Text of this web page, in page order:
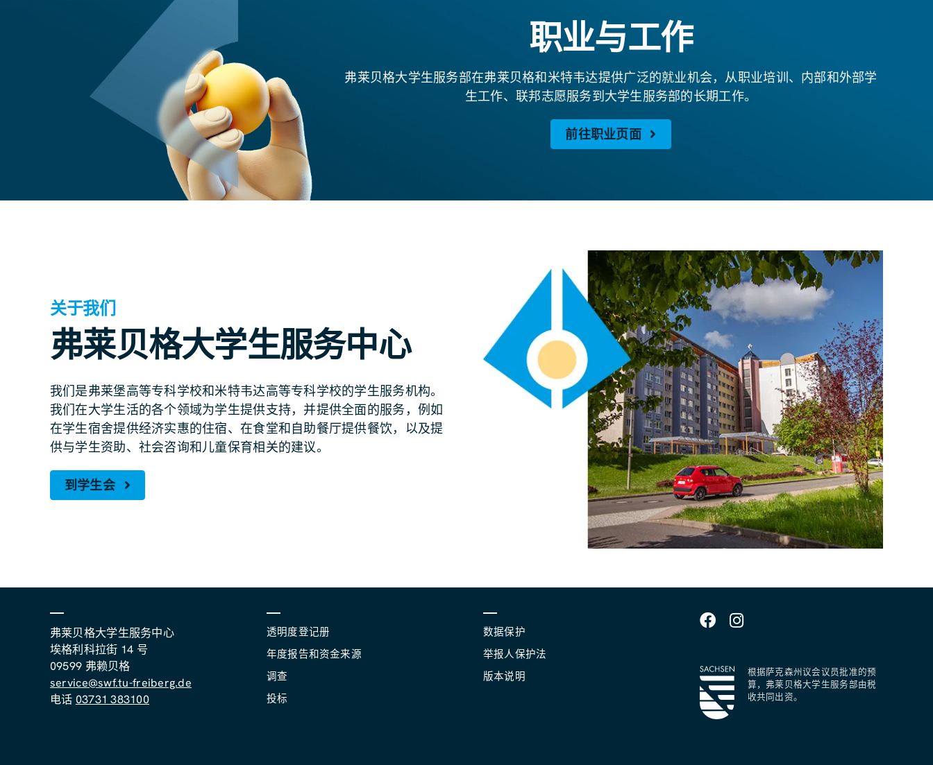
职业与工作
弗莱贝格大学生服务部在弗莱贝格和米特韦达提供广泛的就业机会，从职业培训、内部和外部学
生工作、联邦志愿服务到大学生服务部的长期工作。
前往职业页面
关于我们
弗莱贝格大学生服务中心
我们是弗莱堡高等专科学校和米特韦达高等专科学校的学生服务机构。
我们在大学生活的各个领域为学生提供支持，并提供全面的服务，例如
在学生宿舍提供经济实惠的住宿、在食堂和自助餐厅提供餐饮，以及提
供与学生资助、社会咨询和儿童保育相关的建议。
到学生会
弗莱贝格大学生服务中心
埃格利科拉街 14 号
09599 弗赖贝格
service@swf.tu-freiberg.de
电话 03731 383100
透明度登记册
年度报告和资金来源
调查
投标
数据保护
举报人保护法
版本说明
根据萨克森州议会议员批准的预
算，弗莱贝格大学生服务部由税
收共同出资。